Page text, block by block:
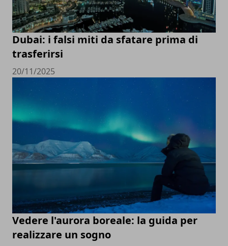
Dubai: i falsi miti da sfatare prima di
trasferirsi
20/11/2025
Vedere l'aurora boreale: la guida per
realizzare un sogno